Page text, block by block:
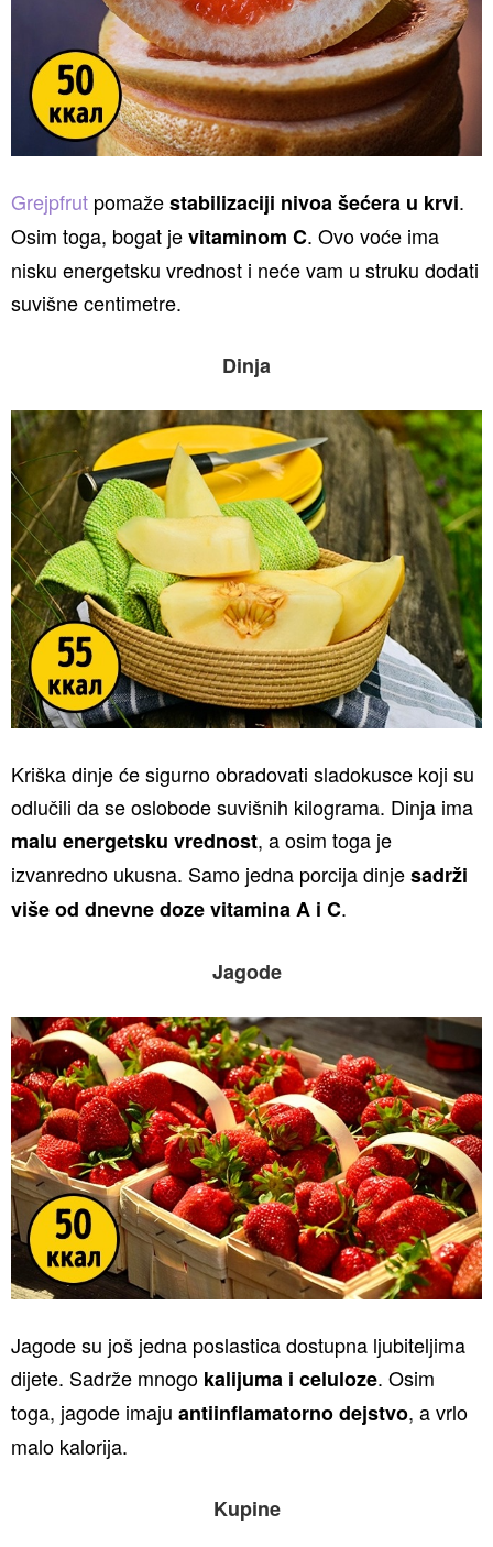
Grejpfrut pomažestabilizaciji nivoa šećera u krvi.
Osim toga, bogat jevitaminom C. Ovo voće ima
nisku energetsku vrednost i neće vam u struku dodati
suvišne centimetre.
Dinja
Kriška dinje će sigurno obradovati sladokusce koji su
odlučili da se oslobode suvišnih kilograma. Dinja ima
malu energetsku vrednost, a osim toga je
izvanredno ukusna. Samo jedna porcija dinjesadrži
više od dnevne dozevitamina A i C.
Jagode
Jagode su još jedna poslastica dostupna ljubiteljima
dijete. Sadrže mnogo kalijuma i celuloze. Osim
toga, jagode imaju antiinflamatorno dejstvo, a vrlo
malo kalorija.
Kupine